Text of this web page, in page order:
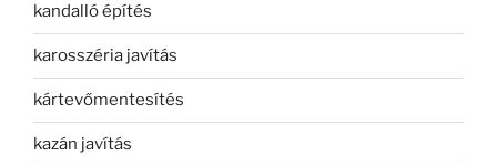
kandalló építés
karosszéria javítás
kártevőmentesítés
kazán javítás